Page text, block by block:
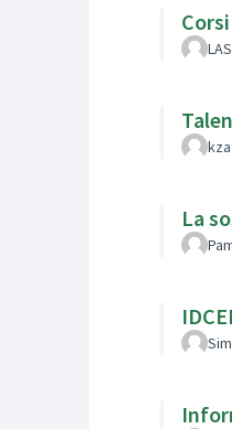
La